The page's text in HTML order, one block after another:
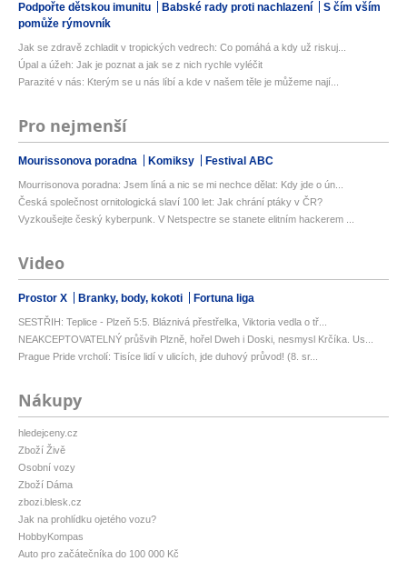
Podpořte dětskou imunitu Babské rady proti nachlazení
S čím vším
pomůže rýmovník
Jak se zdravě zchladit v tropických vedrech: Co pomáhá a kdy už riskuj...
Úpal a úžeh: Jak je poznat a jak se z nich rychle vyléčit
Parazité v nás: Kterým se u nás líbí a kde v našem těle je můžeme nají...
Pro nejmenší
Mourissonova poradna Komiksy Festival ABC
Mourrisonova poradna: Jsem líná a nic se mi nechce dělat: Kdy jde o ún...
Česká společnost ornitologická slaví 100 let: Jak chrání ptáky v ČR?
Vyzkoušejte český kyberpunk. V Netspectre se stanete elitním hackerem ...
Video
Prostor X Branky, body, kokoti Fortuna liga
SESTŘIH: Teplice - Plzeň 5:5. Bláznivá přestřelka, Viktoria vedla o tř...
NEAKCEPTOVATELNÝ průšvih Plzně, hořel Dweh i Doski, nesmysl Krčíka. Us...
Prague Pride vrcholí: Tisíce lidí v ulicích, jde duhový průvod! (8. sr...
Nákupy
hledejceny.cz
Zboží Živě
Osobní vozy
Zboží Dáma
zbozi.blesk.cz
Jak na prohlídku ojetého vozu?
HobbyKompas
Auto pro začátečníka do 100 000 Kč